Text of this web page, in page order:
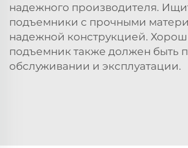
надежного производителя.
подъемники с прочными
надежной конструкцией.
подъемник также должен быть
обслуживании и эксплуатации.